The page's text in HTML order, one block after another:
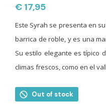
€ 17,95
Este Syrah se presenta en
barrica de roble, y es una
Su estilo elegante es típico
climas frescos, como en el
Out of stock